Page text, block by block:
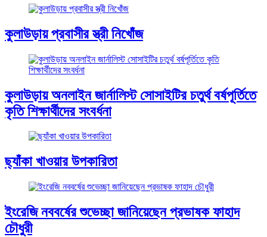
কুলাউড়ায় প্রবাসীর স্ত্রী নিখোঁজ
কুলাউড়ায় অনলাইন জার্নালিস্ট সোসাইটির চতুর্থ বর্ষপূর্তিতে
কৃতি শিক্ষার্থীদের সংবর্ধনা
ছ্যাঁকা খাওয়ার উপকারিতা
ইংরেজি নববর্ষের শুভেচ্ছা জানিয়েছেন প্রভাষক ফাহাদ
চৌধুরী